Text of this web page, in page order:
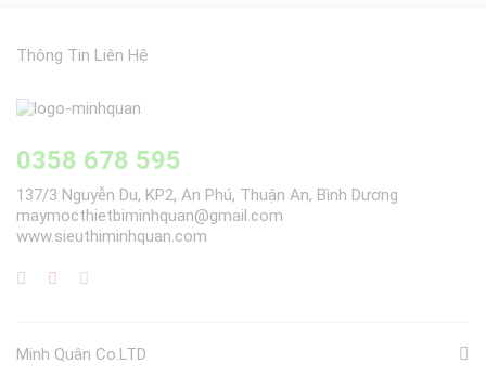
Thông Tin Liên Hệ
0358 678 595
137/3 Nguyễn Du, KP2, An Phú, Thuận An, Bình Dương
maymocthietbiminhquan@gmail.com
www.sieuthiminhquan.com
Minh Quân Co.LTD